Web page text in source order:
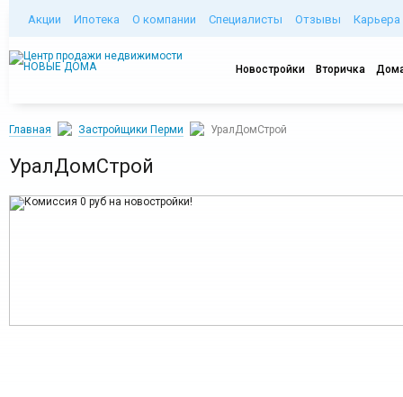
Акции Ипотека О компании Специалисты Отзывы Карьера
Новостройки Вторичка
Главная Застройщики Перми УралДомСтрой
УралДомСтрой